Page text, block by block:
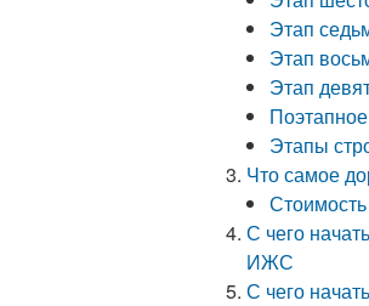
Этап
Этап
Этап
Этапы
Что самое
С чего
ИЖС
С чего